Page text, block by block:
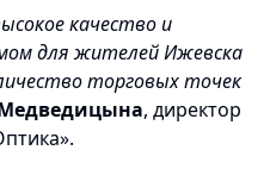
качество и
для жителей Ижевска
торговых точек
, директор